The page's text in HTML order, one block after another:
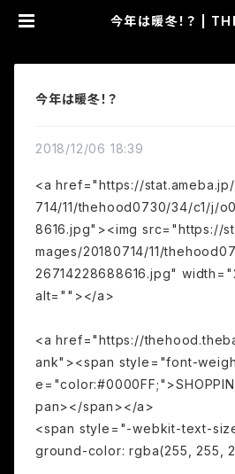
今年は暖冬！？ |
今年は暖冬！？
2018/12/06 18:39
<a href="https://
714/11/thehood0730/34/c1/j/
8616.jpg"><img src="https://
mages/20180714/11/
26714228688616.jpg"
alt=""></a>
<a href="https://
ank"><span style="font-
e="color:#0000FF;">SHOPPING
pan></span></a>
<span style="-webkit-text-
ground-color: rgba(255, 255,